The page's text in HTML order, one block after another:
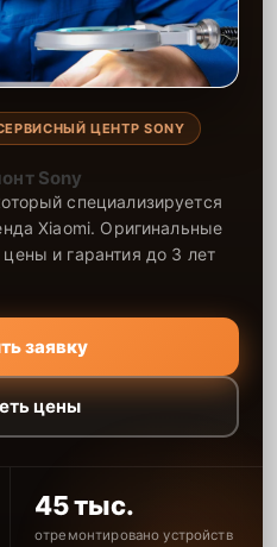
ЦЕНТР SONY
Sony
специализируется
Xiaomi. Оригинальные
и гарантия до 3 лет
заявку
цены
45 тыс.
отремонтировано устройств